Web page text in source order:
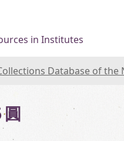
in Institutes
Database of
圓